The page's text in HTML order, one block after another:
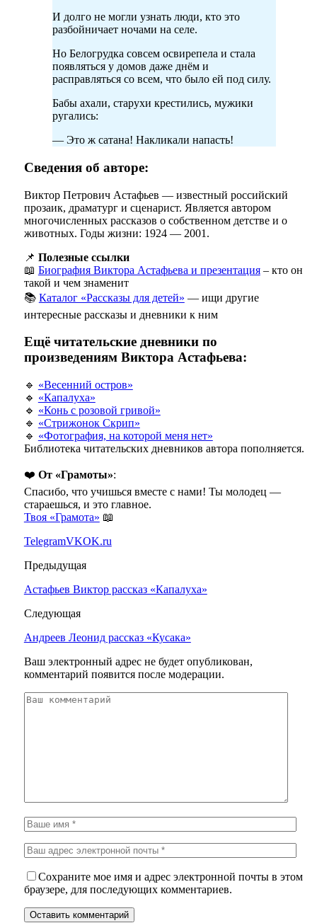
И долго не могли узнать люди, кто это
разбойничает ночами на селе.
Но Белогрудка совсем освирепела и стала
появляться у домов даже днём и
расправляться со всем, что было ей под силу.
Бабы ахали, старухи крестились, мужики
ругались:
— Это ж сатана! Накликали напасть!
Сведения об авторе:
Виктор Петрович Астафьев — известный российский
прозаик, драматург и сценарист. Является автором
многочисленных рассказов о собственном детстве и о
животных. Годы жизни: 1924 — 2001.
📌 Полезные ссылки
📖 Биография Виктора Астафьева и презентация– кто он
такой и чем знаменит
📚 Каталог «Рассказы для детей» — ищи другие
интересные рассказы и дневники к ним
Ещё читательские дневники по
произведениям Виктора Астафьева:
🔹 «Весенний остров»
🔹 «Капалуха»
🔹 «Конь с розовой гривой»
🔹 «Стрижонок Скрип»
🔹 «Фотография, на которой меня нет»
Библиотека читательских дневников автора пополняется.
❤️ От «Грамоты»:
Спасибо, что учишься вместе с нами! Ты молодец —
стараешься, и это главное.
Твоя «Грамота» 📖
TelegramVKOK.ru
Предыдущая
Астафьев Виктор рассказ «Капалуха»
Следующая
Андреев Леонид рассказ «Кусака»
Ваш электронный адрес не будет опубликован,
комментарий появится после модерации.
Сохраните мое имя и адрес электронной почты в этом
браузере, для последующих комментариев.